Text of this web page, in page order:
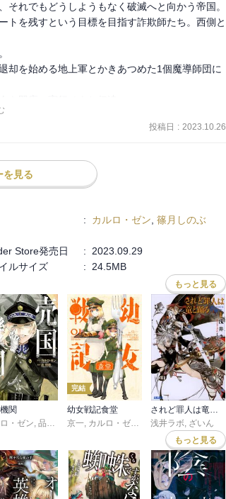
れでもどうしようもなく破滅へと向かう帝国。
トを残すという目標を目指す詐欺師たち。西側と
却を始める地上軍とかきあつめた1個魔導師団に
、アーレンス大尉、トスバン中尉らの働きにより
部、鉄道の結節点で備蓄が集積されたノルク
投稿日 : 2023.10.26
を見る
: カルロ・ゼン, 篠月しのぶ
Store発売日 : 2023.09.29
ルサイズ : 24.5MB
もっと見る
関
・ゼン 品佳直
完結
幼女戦記食堂
京一, カルロ・ゼン 篠月しのぶ ,野田浩資
浅井ラボ ざいん
もっと見る